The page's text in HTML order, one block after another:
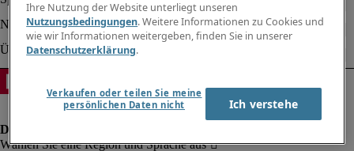
Ihre Nutzung der Website unterliegt unseren
Nutzungsbedingungen. Weitere Informationen zu Cookies und
wie wir Informationen weitergeben, finden Sie in unserer
Datenschutzerklärung.
Verkaufen oder teilen Sie meine
persönlichen Daten nicht
Ich verstehe